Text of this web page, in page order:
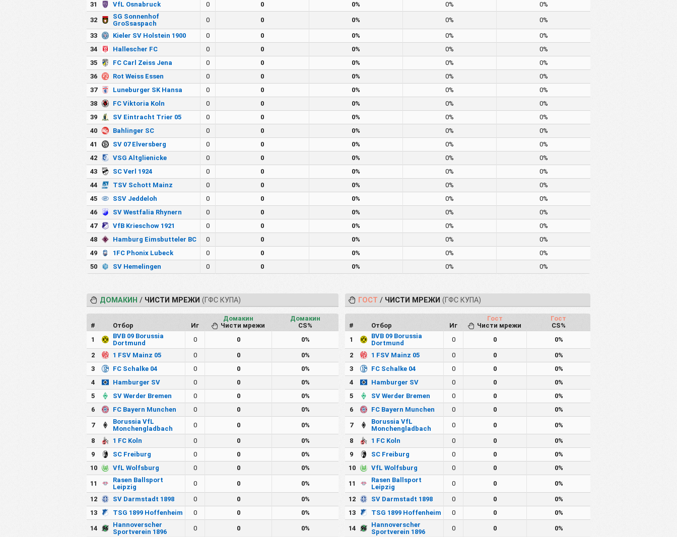
31
VfL Osnabruck 0 0 0% 0% 0%
32
SG Sonnenhof
GroSsaspach
0 0 0% 0% 0%
33 Kieler SV Holstein 1900 0 0 0% 0%
0%
34
Hallescher FC 0 0 0% 0%
0%
35
FC Carl Zeiss Jena 0 0 0% 0%
0%
36
Rot Weiss Essen 0 0 0% 0%
0%
37
Luneburger SK Hansa 0 0 0% 0%
0%
38
FC Viktoria Koln 0 0 0% 0%
0%
39
SV Eintracht Trier 05 0 0 0% 0%
0%
40
Bahlinger SC 0 0 0% 0%
0%
41
SV 07 Elversberg 0 0 0% 0%
0%
42
VSG Altglienicke 0 0 0% 0%
0%
43
SC Verl 1924 0 0 0% 0%
0%
44
TSV Schott Mainz 0 0 0% 0%
0%
45
SSV Jeddeloh 0 0 0% 0%
0%
46
SV Westfalia Rhynern 0 0 0% 0%
0%
47
VfB Krieschow 1921 0 0 0% 0%
0%
48
Hamburg Eimsbutteler BC 0 0 0% 0%
0%
49
1FC Phonix Lubeck 0 0 0% 0%
0%
50
SV Hemelingen 0 0 0% 0% 0%
ДОМАКИН / ЧИСТИ МРЕЖИ (ГФС КУПА)
# Отбор Иг
Домакин
Чисти мрежи
Домакин
CS%
1
BVB 09 Borussia
Dortmund
0 0 0%
2 1 FSV Mainz 05 0 0
0%
3
FC Schalke 04 0 0
0%
4
Hamburger SV 0 0
0%
5
SV Werder Bremen 0 0
0%
6
FC Bayern Munchen 0 0 0%
7
Borussia VfL
Monchengladbach
0 0 0%
8 1 FC Koln 0 0
0%
9
SC Freiburg 0 0
0%
10
VfL Wolfsburg 0 0 0%
11
Rasen Ballsport
Leipzig
0 0 0%
12 SV Darmstadt 1898 0 0
0%
13
TSG 1899 Hoffenheim 0 0 0%
14
Hannoverscher
Sportverein 1896
0 0 0%
ГОСТ / ЧИСТИ МРЕЖИ (ГФС КУПА)
# Отбор Иг
Гост
Чисти мрежи
Гост
CS%
1
BVB 09 Borussia
Dortmund
0 0 0%
2 1 FSV Mainz 05 0 0
0%
3
FC Schalke 04 0 0
0%
4
Hamburger SV 0 0
0%
5
SV Werder Bremen 0 0
0%
6
FC Bayern Munchen 0 0 0%
7
Borussia VfL
Monchengladbach
0 0 0%
8 1 FC Koln 0 0
0%
9
SC Freiburg 0 0
0%
10
VfL Wolfsburg 0 0 0%
11
Rasen Ballsport
Leipzig
0 0 0%
12 SV Darmstadt 1898 0 0
0%
13
TSG 1899 Hoffenheim 0 0 0%
14
Hannoverscher
Sportverein 1896
0 0 0%